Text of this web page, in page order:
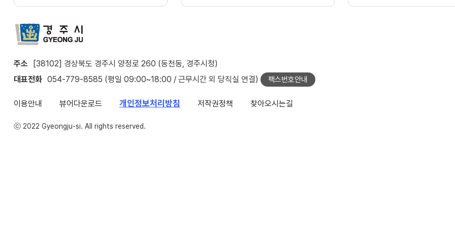
주소
[38102] 경상북도 경주시 양정로 260 (동천동, 경주시청)
대표전화 054-779-8585 (평일 09:00~18:00 / 근무시간 외 당직실 연결) 팩스번호안내
이용안내 뷰어다운로드 개인정보처리방침 저작권정책 찾아오시는길
ⓒ 2022 Gyeongju-si. All rights reserved.